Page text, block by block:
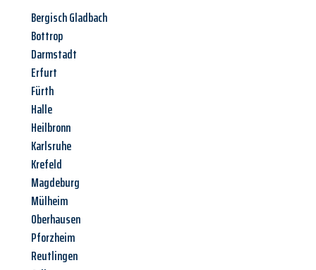
Bergisch Gladbach
Bottrop
Darmstadt
Erfurt
Fürth
Halle
Heilbronn
Karlsruhe
Krefeld
Magdeburg
Mülheim
Oberhausen
Pforzheim
Reutlingen